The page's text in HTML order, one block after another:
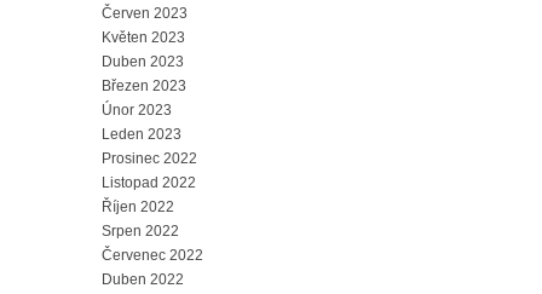
Červen 2023
Květen 2023
Duben 2023
Březen 2023
Únor 2023
Leden 2023
Prosinec 2022
Listopad 2022
Říjen 2022
Srpen 2022
Červenec 2022
Duben 2022